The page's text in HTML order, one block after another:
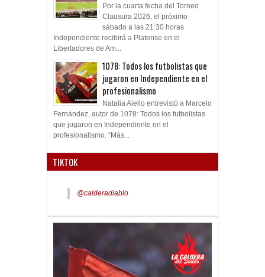
Por la cuarta fecha del Torneo
Clausura 2026, el próximo
sábado a las 21:30 horas
Independiente recibirá a Platense en el
Libertadores de Am...
1078: Todos los futbolistas que
jugaron en Independiente en el
profesionalismo
Natalia Aiello entrevistó a Marcelo
Fernández, autor de 1078: Todos los futbolistas
que jugaron en Independiente en el
profesionalismo. “Más...
TIKTOK
@calderadiablo